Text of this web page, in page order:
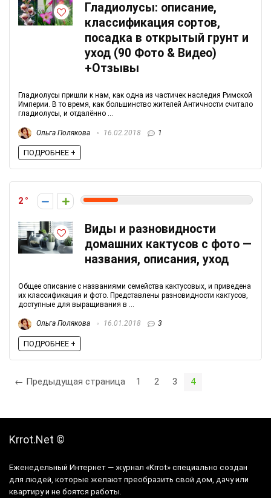
Гладиолусы: описание,
классификация сортов,
посадка в открытый грунт и
уход (90 Фото & Видео)
+Отзывы
Гладиолусы пришли к нам, как одна из частичек наследия Римской
Империи. В то время, как большинство жителей Античности считало
гладиолусы, и отдалённо ...
Ольга Полякова 16.02.2018 1
ПОДРОБНЕЕ +
2
Виды и разновидности
домашних кактусов с фото —
названия, описания, уход
Общее описание с названиями семейства кактусовых, и приведена
их классификация и фото. Представлены разновидности кактусов,
доступные для выращивания в ...
Ольга Полякова 16.01.2018 3
ПОДРОБНЕЕ +
← Предыдущая страница 1 2 3 4
Krrot.Net ©
Еженедельный Интернет — журнал «Krrot» специально создан
для людей, которые желают преобразить свой дом, дачу или
квартиру и не боятся работы.